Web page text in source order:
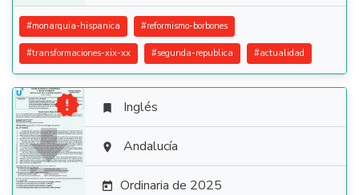
#monarquia-hispanica #reformismo-borbones
#transformaciones-xix-xx #segunda-republica #actualidad

  Inglés
 Andalucía
 Ordinaria de 2025